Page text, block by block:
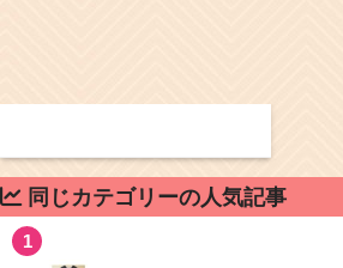
同じカテゴリーの人気記事
1